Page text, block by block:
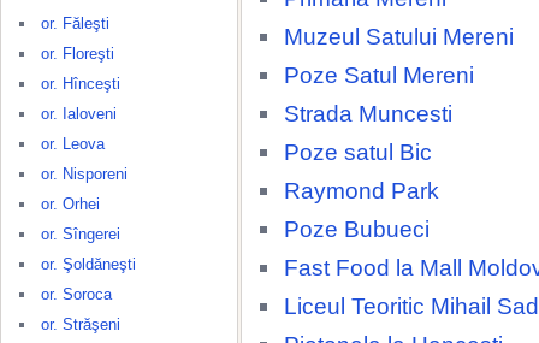
or. Făleşti
or. Floreşti
or. Hînceşti
or. Ialoveni
or. Leova
or. Nisporeni
or. Orhei
or. Sîngerei
or. Şoldăneşti
or. Soroca
or. Străşeni
Muzeul Satului Mereni
Poze Satul Mereni
Strada Muncesti
Poze satul Bic
Raymond Park
Poze Bubueci
Fast Food la Mall
Liceul Teoritic Mihail